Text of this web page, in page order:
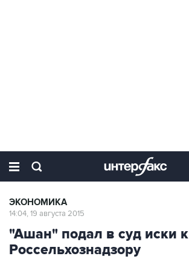
ЭКОНОМИКА
14:04, 19 августа 2015
"Ашан" подал в суд иски к
Россельхознадзору